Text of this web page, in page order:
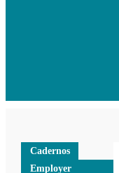
Cadernos
Employer